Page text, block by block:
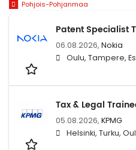
Pohjois-Pohjanmaa
Patent Specialist
06.08.2026, Nokia
Oulu, Tampere,
Tax & Legal
05.08.2026, KPMG
Helsinki, Turku,